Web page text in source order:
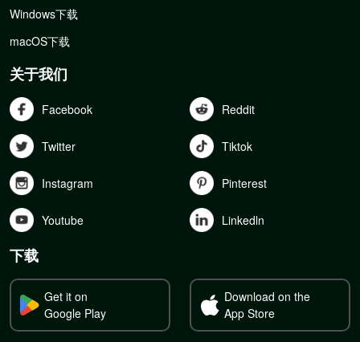
Windows下载
macOS下载
关于我们
Facebook Reddit
Twitter Tiktok
Instagram Pinterest
Youtube Linkedln
下载
Get it on
Google Play
Download on the
App Store